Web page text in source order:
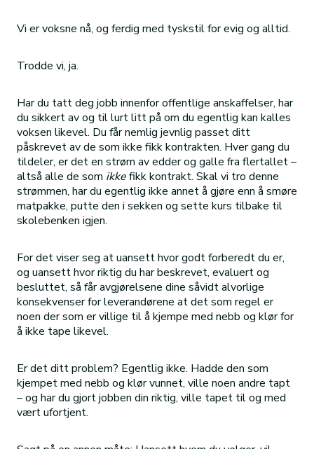
Vi er voksne nå, og ferdig med tyskstil for evig og alltid.
Trodde vi, ja.
Har du tatt deg jobb innenfor offentlige anskaffelser, har
du sikkert av og til lurt litt på om du egentlig kan kalles
voksen likevel. Du får nemlig jevnlig passet ditt
påskrevet av de som ikke fikk kontrakten. Hver gang du
tildeler, er det en strøm av edder og galle fra flertallet –
altså alle de som ikkefikk kontrakt. Skal vi tro denne
strømmen, har du egentlig ikke annet å gjøre enn å smøre
matpakke, putte den i sekken og sette kurs tilbake til
skolebenken igjen.
For det viser seg at uansett hvor godt forberedt du er,
og uansett hvor riktig du har beskrevet, evaluert og
besluttet, så får avgjørelsene dine såvidt alvorlige
konsekvenser for leverandørene at det som regel er
noen der som er villige til å kjempe med nebb og klør for
å ikke tape likevel.
Er det ditt problem? Egentlig ikke. Hadde den som
kjempet med nebb og klør vunnet, ville noen andre tapt
– og har du gjort jobben din riktig, ville tapet til og med
vært ufortjent.